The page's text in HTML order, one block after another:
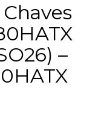
Chaves
–